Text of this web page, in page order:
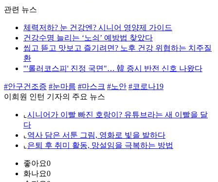
관련 뉴스
체력저하? 눈 건강엔? 시니어 영양제 가이드
건강수명 늘리는 ‘노쇠’ 예방법 찾았다
씹고 뜯고 맛보고 즐기려면? 노후 건강 위협하는 치주질
환
"'롤러코스피' 진정 국면"… 韓 증시 반전 신호 나왔다
#안구건조증 #눈마름 #마스크 #노안 #코로나19
이희원 인턴 기자의 주요 뉴스
⌞ 시니어가 이빨 빠진 호랑이? 유튜브라는 새 이빨을 달
다
⌞ 역사 담은 서툰 그림, 영화로 빛을 발하다
⌞ 은퇴 후 취미 활동, 망설임을 극복하는 방법
좋아요0
화나요0